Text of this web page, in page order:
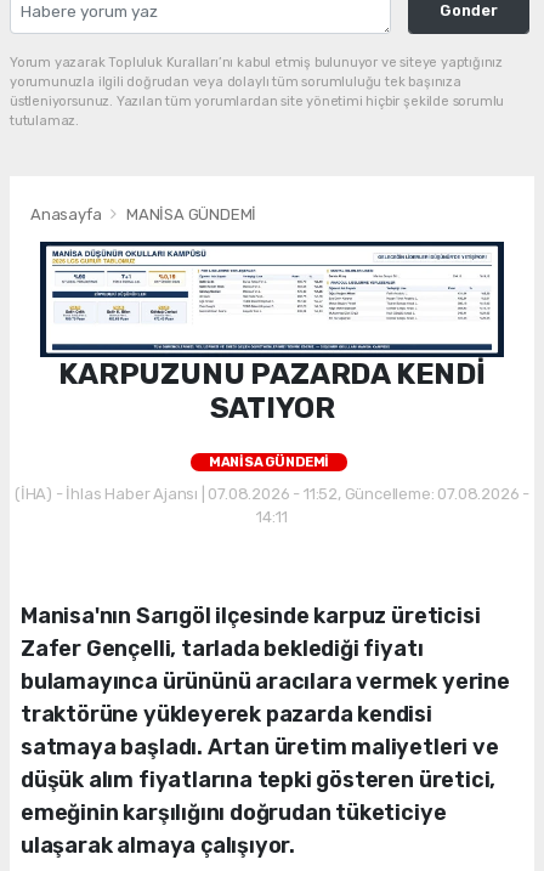
Gonder
Yorum yazarak Topluluk Kuralları’nı kabul etmiş bulunuyor ve siteye yaptığınız
yorumunuzla ilgili doğrudan veya dolaylı tüm sorumluluğu tek başınıza
üstleniyorsunuz. Yazılan tüm yorumlardan site yönetimi hiçbir şekilde sorumlu
tutulamaz.
Anasayfa MANİSA GÜNDEMİ
KARPUZUNU PAZARDA KENDİ
SATIYOR
MANİSA GÜNDEMİ
(İHA) - İhlas Haber Ajansı | 07.08.2026 - 11:52, Güncelleme: 07.08.2026 -
14:11
Manisa'nın Sarıgöl ilçesinde karpuz üreticisi
Zafer Gençelli, tarlada beklediği fiyatı
bulamayınca ürününü aracılara vermek yerine
traktörüne yükleyerek pazarda kendisi
satmaya başladı. Artan üretim maliyetleri ve
düşük alım fiyatlarına tepki gösteren üretici,
emeğinin karşılığını doğrudan tüketiciye
ulaşarak almaya çalışıyor.